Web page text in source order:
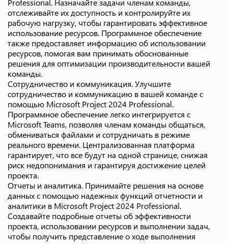
Professional. Назначайте задачи членам команды,
отслеживайте их доступность и контролируйте их
рабочую нагрузку, чтобы гарантировать эффективное
использование ресурсов. Программное обеспечение
также предоставляет информацию об использовании
ресурсов, помогая вам принимать обоснованные
решения для оптимизации производительности вашей
команды.
Сотрудничество и коммуникация. Улучшите
сотрудничество и коммуникацию в вашей команде с
помощью Microsoft Project 2024 Professional.
Программное обеспечение легко интегрируется с
Microsoft Teams, позволяя членам команды общаться,
обмениваться файлами и сотрудничать в режиме
реального времени. Централизованная платформа
гарантирует, что все будут на одной странице, снижая
риск недопонимания и гарантируя достижение целей
проекта.
Отчеты и аналитика. Принимайте решения на основе
данных с помощью надежных функций отчетности и
аналитики в Microsoft Project 2024 Professional.
Создавайте подробные отчеты об эффективности
проекта, использовании ресурсов и выполнении задач,
чтобы получить представление о ходе выполнения